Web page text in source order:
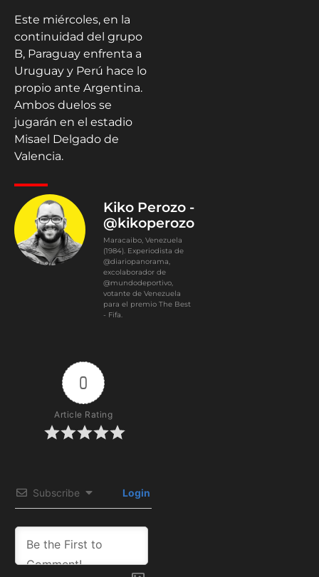
Este miércoles, en la
continuidad del grupo
B, Paraguay enfrenta a
Uruguay y Perú hace lo
propio ante Argentina.
Ambos duelos se
jugarán en el estadio
Misael Delgado de
Valencia.
Kiko Perozo -
@kikoperozo
Maracaibo, Venezuela
(1984). Experiodista de
@diariopanorama,
excolaborador de
@mundodeportivo,
votante de Venezuela
para el premio The Best
- Fifa.
0
Article Rating
Subscribe Login